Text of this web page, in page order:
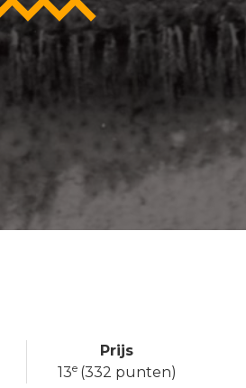
Prijs
13e (332 punten)